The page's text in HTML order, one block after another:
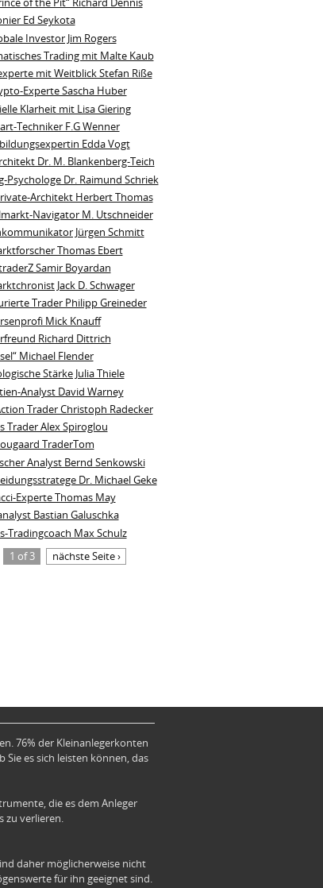
Ed Seykota
Investor Jim Rogers
Trading mit Malte Kaub
mit Weitblick Stefan Riße
Experte Sascha Huber
Klarheit mit Lisa Giering
Techniker F.G Wenner
Edda Vogt
Dr. M. Blankenberg‑Teich
Psychologe Dr. Raimund Schriek
Herbert Thomas
Navigator M. Utschneider
Jürgen Schmitt
Thomas Ebert
Samir Boyardan
Jack D. Schwager
Trader Philipp Greineder
Mick Knauff
Richard Dittrich
Michael Flender
Stärke Julia Thiele
Analyst David Warney
Trader Christoph Radecker
Trader Alex Spiroglou
TraderTom
Analyst Bernd Senkowski
Dr. Michael Geke
Experte Thomas May
Bastian Galuschka
Tradingcoach Max Schulz
1 of 3
nächste Seite ›
76% der Kleinanlegerkonten
es sich leisten können, das
die es dem Anleger
zu verlieren.
daher möglicherweise nicht
für ihn geeignet sind.